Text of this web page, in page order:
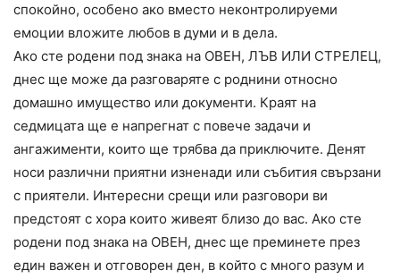
спокойно, особено ако вместо неконтролируеми
емоции вложите любов в думи и в дела.
Ако сте родени под знака на ОВЕН, ЛЪВ ИЛИ СТРЕЛЕЦ,
днес ще може да разговаряте с роднини относно
домашно имущество или документи. Краят на
седмицата ще е напрегнат с повече задачи и
ангажименти, които ще трябва да приключите. Денят
носи различни приятни изненади или събития свързани
с приятели. Интересни срещи или разговори ви
предстоят с хора които живеят близо до вас. Ако сте
родени под знака на ОВЕН, днес ще преминете през
един важен и отговорен ден, в който с много разум и